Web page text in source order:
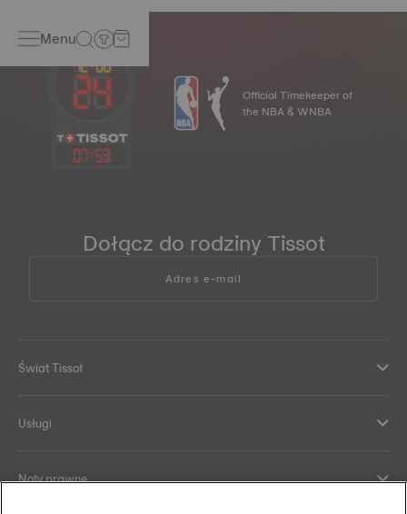
Menu
07:53
Official Timekeeper of
the NBA & WNBA
Dołącz do rodziny Tissot
Adres e-mail
Świat Tissot
Usługi
Noty prawne